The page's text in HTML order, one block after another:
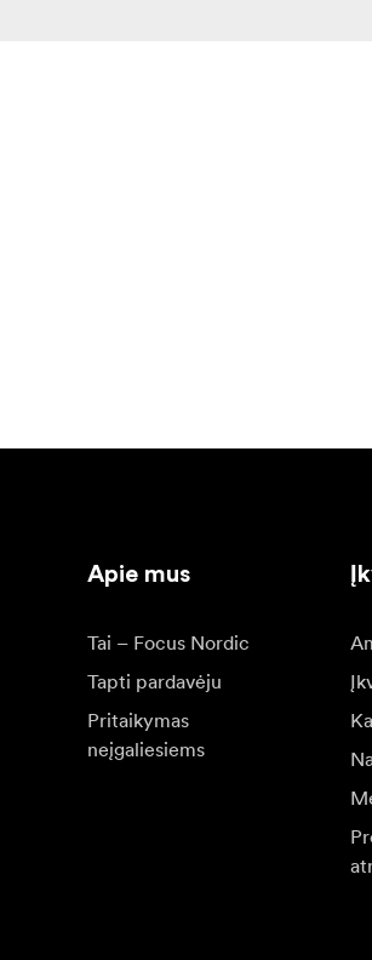
Apie mus
Tai – Focus Nordic
Tapti pardavėju
Pritaikymas
neįgaliesiems